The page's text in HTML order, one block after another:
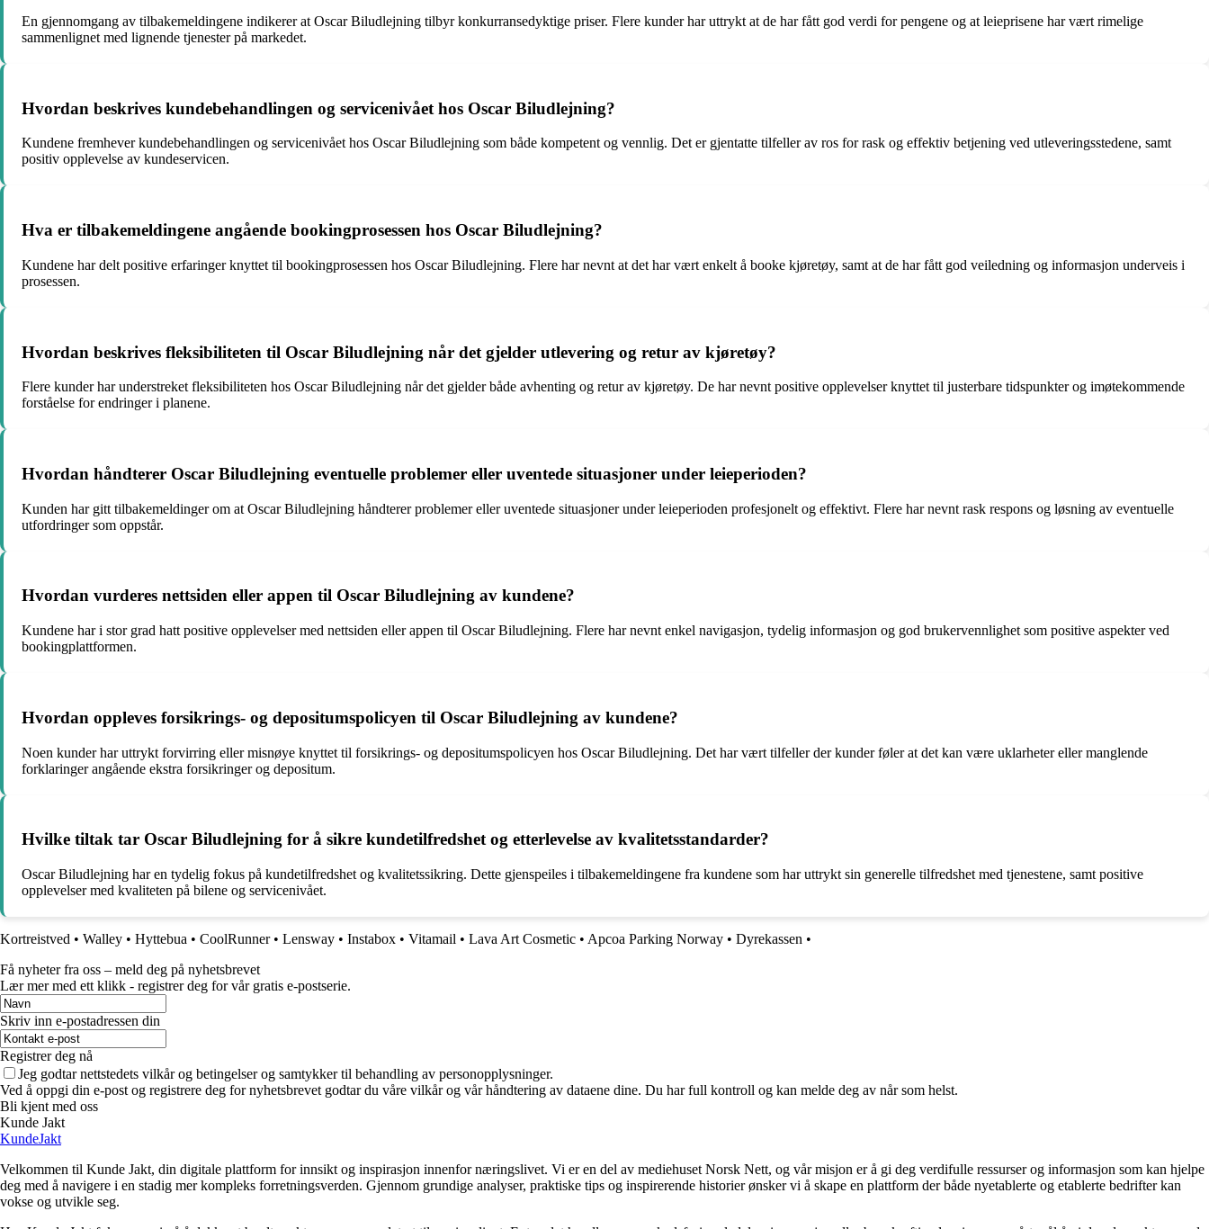
En gjennomgang av tilbakemeldingene indikerer at Oscar Biludlejning tilbyr konkurransedyktige priser. Flere kunder har uttrykt at de har fått god verdi for pengene og at leieprisene har vært rimelige
sammenlignet med lignende tjenester på markedet.
Hvordan beskrives kundebehandlingen og servicenivået hos Oscar Biludlejning?
Kundene fremhever kundebehandlingen og servicenivået hos Oscar Biludlejning som både kompetent og vennlig. Det er gjentatte tilfeller av ros for rask og effektiv betjening ved utleveringsstedene, samt
positiv opplevelse av kundeservicen.
Hva er tilbakemeldingene angående bookingprosessen hos Oscar Biludlejning?
Kundene har delt positive erfaringer knyttet til bookingprosessen hos Oscar Biludlejning. Flere har nevnt at det har vært enkelt å booke kjøretøy, samt at de har fått god veiledning og informasjon underveis i
prosessen.
Hvordan beskrives fleksibiliteten til Oscar Biludlejning når det gjelder utlevering og retur av kjøretøy?
Flere kunder har understreket fleksibiliteten hos Oscar Biludlejning når det gjelder både avhenting og retur av kjøretøy. De har nevnt positive opplevelser knyttet til justerbare tidspunkter og imøtekommende
forståelse for endringer i planene.
Hvordan håndterer Oscar Biludlejning eventuelle problemer eller uventede situasjoner under leieperioden?
Kunden har gitt tilbakemeldinger om at Oscar Biludlejning håndterer problemer eller uventede situasjoner under leieperioden profesjonelt og effektivt. Flere har nevnt rask respons og løsning av eventuelle
utfordringer som oppstår.
Hvordan vurderes nettsiden eller appen til Oscar Biludlejning av kundene?
Kundene har i stor grad hatt positive opplevelser med nettsiden eller appen til Oscar Biludlejning. Flere har nevnt enkel navigasjon, tydelig informasjon og god brukervennlighet som positive aspekter ved
bookingplattformen.
Hvordan oppleves forsikrings- og depositumspolicyen til Oscar Biludlejning av kundene?
Noen kunder har uttrykt forvirring eller misnøye knyttet til forsikrings- og depositumspolicyen hos Oscar Biludlejning. Det har vært tilfeller der kunder føler at det kan være uklarheter eller manglende
forklaringer angående ekstra forsikringer og depositum.
Hvilke tiltak tar Oscar Biludlejning for å sikre kundetilfredshet og etterlevelse av kvalitetsstandarder?
Oscar Biludlejning har en tydelig fokus på kundetilfredshet og kvalitetssikring. Dette gjenspeiles i tilbakemeldingene fra kundene som har uttrykt sin generelle tilfredshet med tjenestene, samt positive
opplevelser med kvaliteten på bilene og servicenivået.
Kortreistved • Walley • Hyttebua • CoolRunner• Lensway • Instabox • Vitamail • Lava Art Cosmetic • Apcoa Parking Norway • Dyrekassen •
Få nyheter fra oss – meld deg på nyhetsbrevet
Lær mer med ett klikk - registrer deg for vår gratis e-postserie.
Skriv inn e-postadressen din
Registrer deg nå
Jeg godtar nettstedets vilkår og betingelser og samtykker til behandling av personopplysninger.
Ved å oppgi din e-post og registrere deg for nyhetsbrevet godtar du våre vilkår og vår håndtering av dataene dine. Du har full kontroll og kan melde deg av når som helst.
Bli kjent med oss
Kunde Jakt
KundeJakt
Velkommen til Kunde Jakt, din digitale plattform for innsikt og inspirasjon innenfor næringslivet. Vi er en del av mediehuset Norsk Nett, og vår misjon er å gi deg verdifulle ressurser og informasjon som kan hjelpe
deg med å navigere i en stadig mer kompleks forretningsverden. Gjennom grundige analyser, praktiske tips og inspirerende historier ønsker vi å skape en plattform der både nyetablerte og etablerte bedrifter kan
vokse og utvikle seg.